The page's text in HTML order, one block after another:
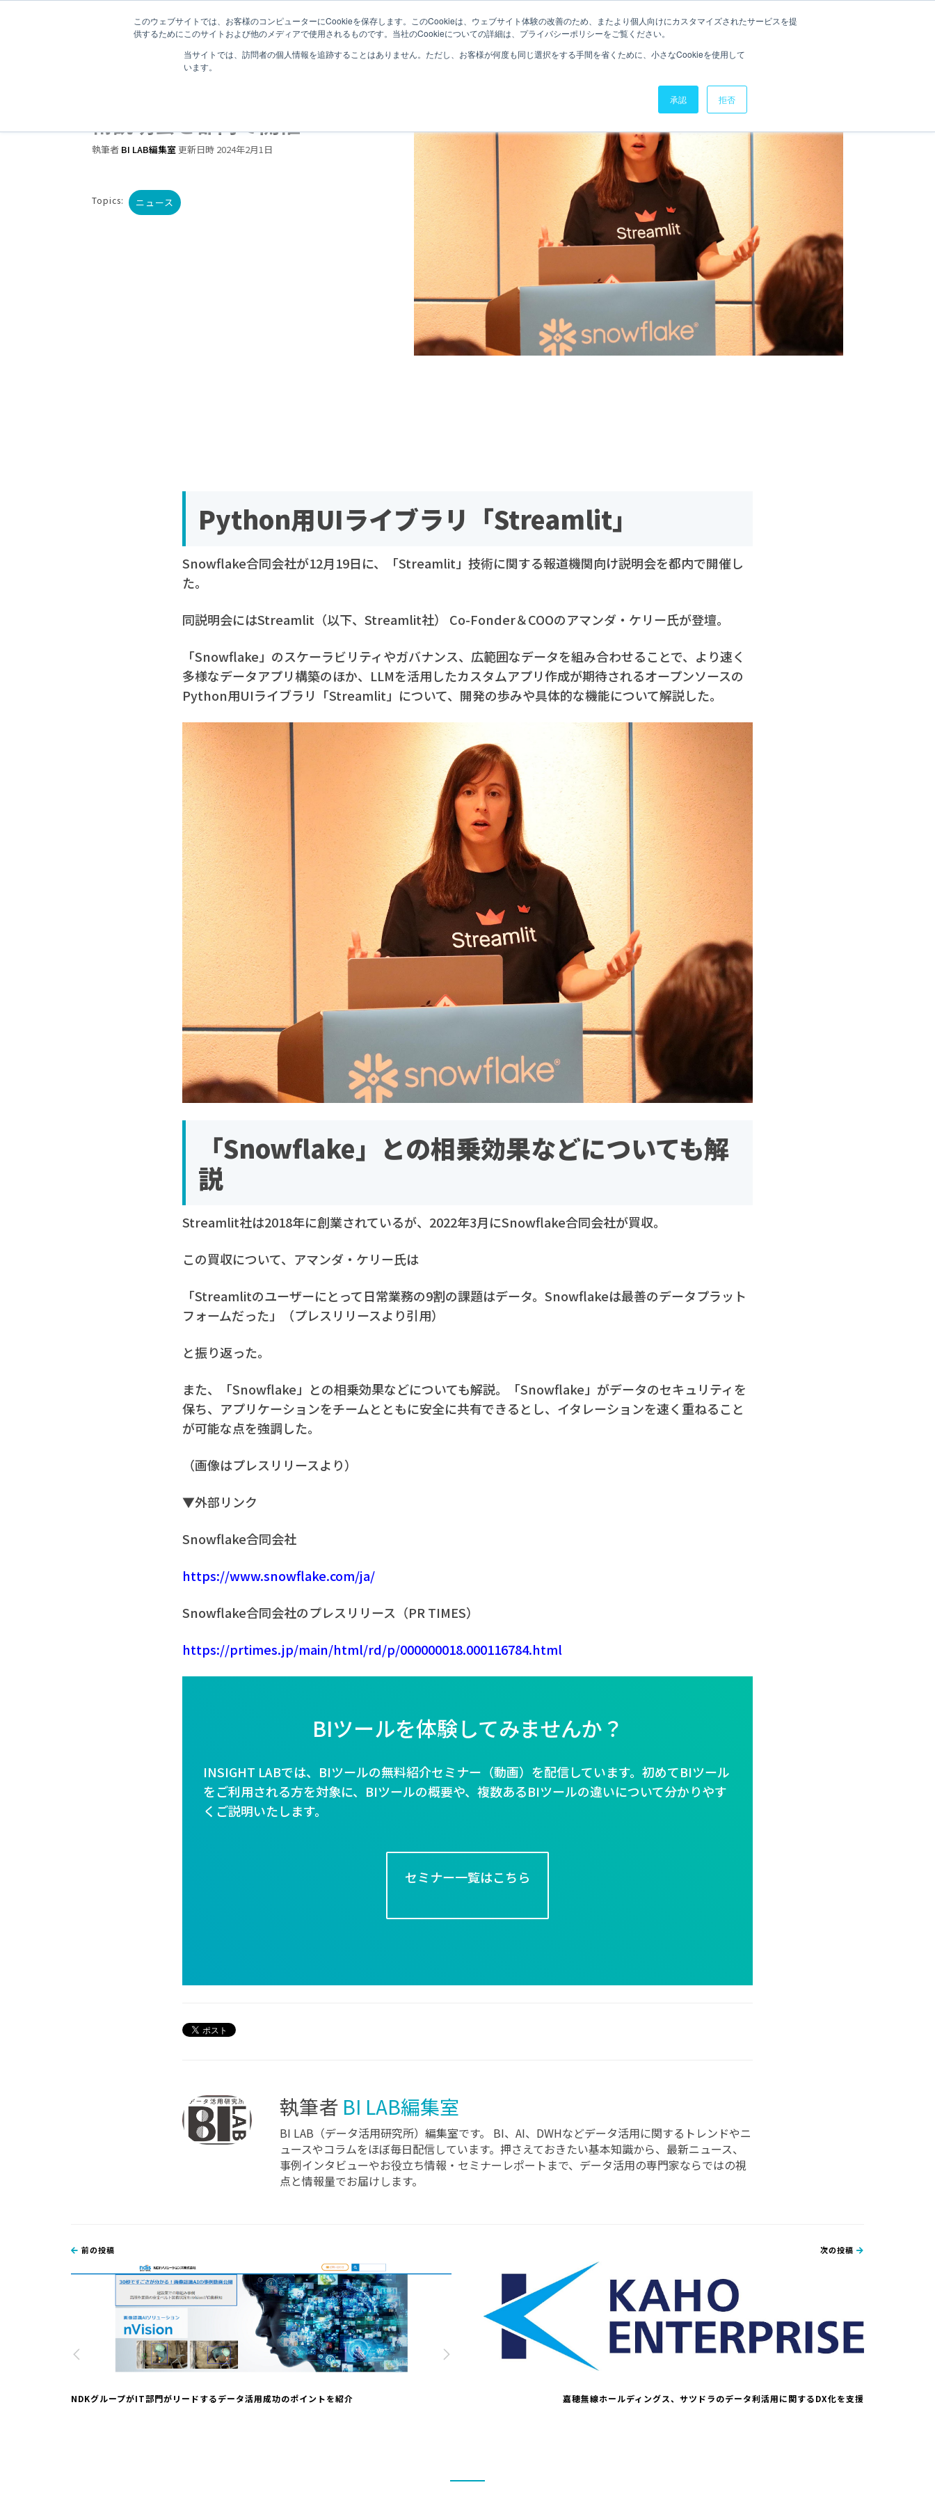
このウェブサイトでは、お客様のコンピューターにCookieを保存します。このCookieは、ウェブサイト体験の改善のため、またより個人向けにカスタマイズされたサービスを提
供するためにこのサイトおよび他のメディアで使用されるものです。当社のCookieについての詳細は、プライバシーポリシーをご覧ください。
当サイトでは、訪問者の個人情報を追跡することはありません。ただし、お客様が何度も同じ選択をする手間を省くために、小さなCookieを使用して
います。
承認 拒否
サービス紹介 取り扱い製品 導入事例 お役立ち資料 ニュース
1 分で読むことができます。
術説明会を都内で開催
執筆者 BI LAB編集室更新日時 2024年2月1日
Topics: ニュース
Python用UIライブラリ「Streamlit」
Snowflake合同会社が12月19日に、「Streamlit」技術に関する報道機関向け説明会を都内で開催し
た。
同説明会にはStreamlit（以下、Streamlit社） Co-Fonder＆COOのアマンダ・ケリー氏が登壇。
「Snowflake」のスケーラビリティやガバナンス、広範囲なデータを組み合わせることで、より速く
多様なデータアプリ構築のほか、LLMを活用したカスタムアプリ作成が期待されるオープンソースの
Python用UIライブラリ「Streamlit」について、開発の歩みや具体的な機能について解説した。
「Snowflake」との相乗効果などについても解
説
Streamlit社は2018年に創業されているが、2022年3月にSnowflake合同会社が買収。
この買収について、アマンダ・ケリー氏は
「Streamlitのユーザーにとって日常業務の9割の課題はデータ。Snowflakeは最善のデータプラット
フォームだった」（プレスリリースより引用）
と振り返った。
また、「Snowflake」との相乗効果などについても解説。「Snowflake」がデータのセキュリティを
保ち、アプリケーションをチームとともに安全に共有できるとし、イタレーションを速く重ねること
が可能な点を強調した。
（画像はプレスリリースより）
▼外部リンク
Snowflake合同会社
https://www.snowflake.com/ja/
Snowflake合同会社のプレスリリース（PR TIMES）
https://prtimes.jp/main/html/rd/p/000000018.000116784.html
BIツールを体験してみませんか？
INSIGHT LABでは、BIツールの無料紹介セミナー（動画）を配信しています。初めてBIツール
をご利用される方を対象に、BIツールの概要や、複数あるBIツールの違いについて分かりやす
くご説明いたします。
セミナー一覧はこちら
執筆者 BI LAB編集室
BI LAB（データ活用研究所）編集室です。 BI、AI、DWHなどデータ活用に関するトレンドやニ
ュースやコラムをほぼ毎日配信しています。押さえておきたい基本知識から、最新ニュース、
事例インタビューやお役立ち情報・セミナーレポートまで、データ活用の専門家ならではの視
点と情報量でお届けします。
前の投稿
NDKグループがIT部門がリードするデータ活用成功のポイントを紹介
次の投稿
嘉穂無線ホールディングス、サツドラのデータ利活用に関するDX化を支援